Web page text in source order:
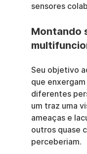
sensores
Montando
Seu objetivo
que
diferentes
um traz uma
ameaças e
outros quase
perceberiam.